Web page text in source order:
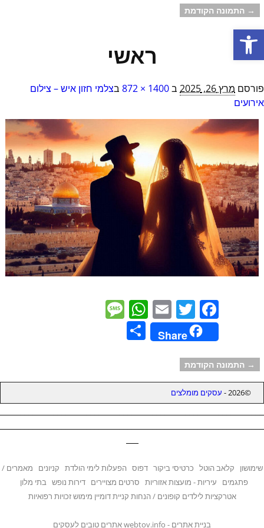
פתח סרגל נגישות
ניווט בתמונות
→ התמונה הקודמת
ראשי
פורסם מרץ 26, 2025 ב1400 × 872 בצלמי חזון איש – צילום
אירועים
F
a
c
e
b
o
o
T
w
itt
E
m
ai
W
h
at
A
p
p
M
g
e
Share
S
e ניווט בתמונות
→ התמונה הקודמת
©2026 - עסקים מומלצים
שימושון קלאב הוטל כרטיסי ביקור דפוס הפעלות לימי הולדת קניונים
מאמרים /
פתגמים
עיריות - מועצות אזוריות סרטים מצויירים דירות נופש בתי מלון
אטרקציות לילדים קופונים / הנחות קניית דומיין מימוש זכויות רפואיות
בניית אתרים - webtov.info אתרים טובים לעסקים